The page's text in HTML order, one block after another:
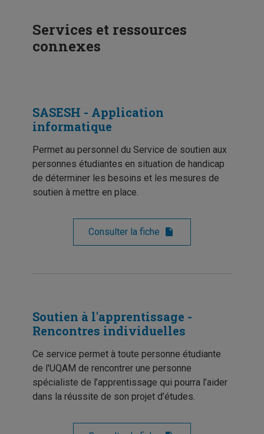
Services et ressources
connexes
SASESH - Application
informatique
Permet au personnel du Service de soutien aux
personnes étudiantes en situation de handicap
de déterminer les besoins et les mesures de
soutien à mettre en place.
Consulter la fiche
Soutien à l'apprentissage -
Rencontres individuelles
Ce service permet à toute personne étudiante
de l'UQAM de rencontrer une personne
spécialiste de l’apprentissage qui pourra l’aider
dans la réussite de son projet d’études.